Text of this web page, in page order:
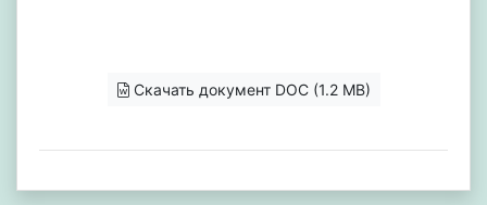
Скачать документ DOC (1.2 MB)